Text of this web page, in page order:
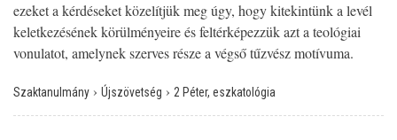
ezeket a kérdéseket közelítjük meg úgy, hogy kitekintünk a levél
keletkezésének körülményeire és feltérképezzük azt a teológiai
vonulatot, amelynek szerves része a végső tűzvész motívuma.
Szaktanulmány › Újszövetség › 2 Péter, eszkatológia